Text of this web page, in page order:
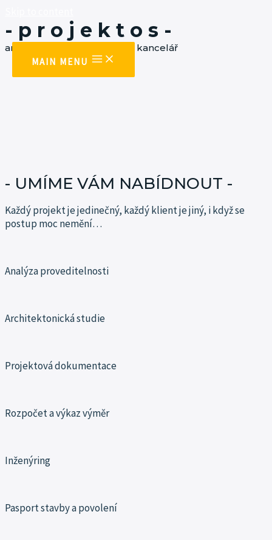
MAIN MENU
- p r o j e k t o s -
architektonická a projekční kancelář
- UMÍME VÁM NABÍDNOUT -
Každý projekt je jedinečný, každý klient je jiný, i když se
postup moc nemění…
Analýza proveditelnosti
Architektonická studie
Projektová dokumentace
Rozpočet a výkaz výměr
Inženýring
Pasport stavby a povolení